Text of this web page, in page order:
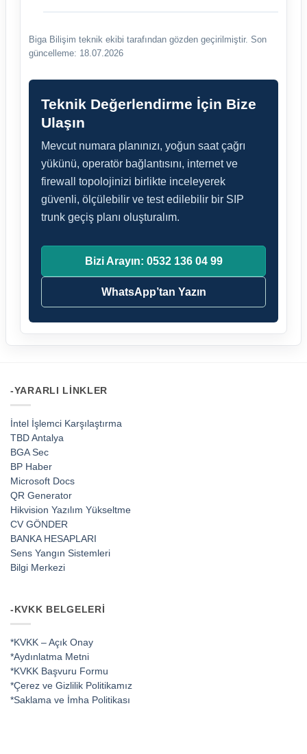
Biga Bilişim teknik ekibi tarafından gözden geçirilmiştir. Son
güncelleme: 18.07.2026
Teknik Değerlendirme İçin Bize
Ulaşın
Mevcut numara planınızı, yoğun saat çağrı
yükünü, operatör bağlantısını, internet ve
firewall topolojinizi birlikte inceleyerek
güvenli, ölçülebilir ve test edilebilir bir SIP
trunk geçiş planı oluşturalım.
Bizi Arayın: 0532 136 04 99
WhatsApp’tan Yazın
-YARARLI LINKLER
İntel İşlemci Karşılaştırma
TBD Antalya
BGA Sec
BP Haber
Microsoft Docs
QR Generator
Hikvision Yazılım Yükseltme
CV GÖNDER
BANKA HESAPLARI
Sens Yangın Sistemleri
Bilgi Merkezi
-KVKK BELGELERI
*KVKK – Açık Onay
*Aydınlatma Metni
*KVKK Başvuru Formu
*Çerez ve Gizlilik Politikamız
*Saklama ve İmha Politikası